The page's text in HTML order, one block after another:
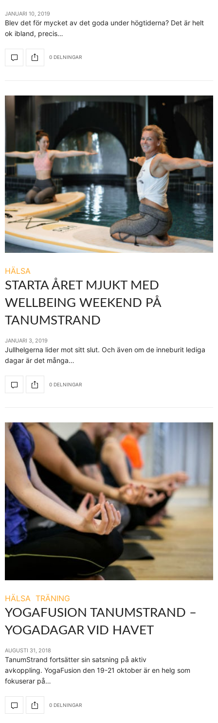
JANUARI 10, 2019
Blev det för mycket av det goda under högtiderna? Det är helt
ok ibland, precis…
0 DELNINGAR
HÄLSA
STARTA ÅRET MJUKT MED
WELLBEING WEEKEND PÅ
TANUMSTRAND
JANUARI 3, 2019
Jullhelgerna lider mot sitt slut. Och även om de inneburit lediga
dagar är det många…
0 DELNINGAR
HÄLSA TRÄNING
YOGAFUSION TANUMSTRAND –
YOGADAGAR VID HAVET
AUGUSTI 31, 2018
TanumStrand fortsätter sin satsning på aktiv
avkoppling. YogaFusion den 19-21 oktober är en helg som
fokuserar på…
0 DELNINGAR